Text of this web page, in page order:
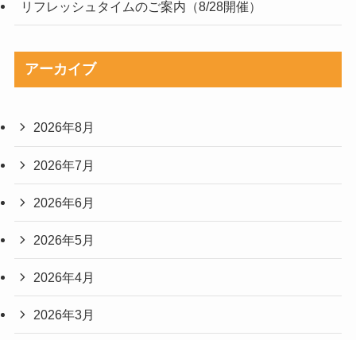
リフレッシュタイムのご案内（8/28開催）
アーカイブ
2026年8月
2026年7月
2026年6月
2026年5月
2026年4月
2026年3月